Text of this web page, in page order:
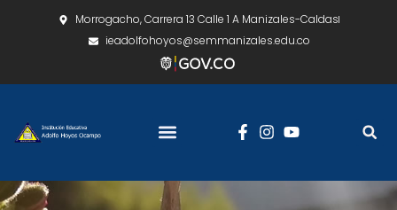
Morrogacho, Carrera 13 Calle 1 A Manizales-Caldas
ieadolfohoyos@semmanizales.edu.co